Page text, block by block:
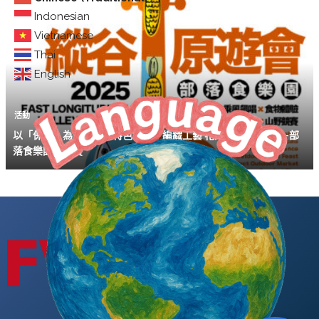
Indonesian
Vietnamese
Thai
English
活動
以「保存」為主題體驗特色料理、編織工藝 花東「縱谷原遊會-部
落食樂園」開賣